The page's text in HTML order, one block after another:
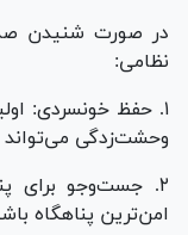
در صورت شنیدن
نظامی:
۱. حفظ خونسردی:
وحشت‌زدگی
۲. جست‌و‌جو برای
امن‌ترین پناهگاه